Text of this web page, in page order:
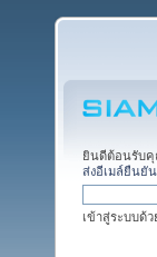
ยินดีต้อนรับคุ
ส่งอีเมล์ยืนยั
เข้าสู่ระบบด้